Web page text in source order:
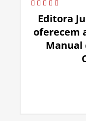
Editora
oferecem
Manual